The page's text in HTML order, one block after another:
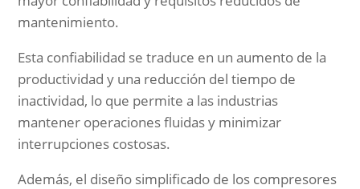
mantenimiento.
Esta confiabilidad se traduce en un aumento de la
productividad y una reducción del tiempo de
inactividad, lo que permite a las industrias
mantener operaciones fluidas y minimizar
interrupciones costosas.
Además, el diseño simplificado de los compresores